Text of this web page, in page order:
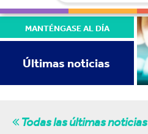
MANTÉNGASE AL DÍA
Últimas noticias
Todas las últimas noticias